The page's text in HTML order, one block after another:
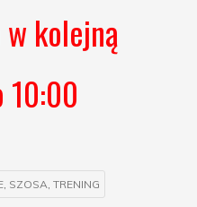
kolejną
10:00
, SZOSA, TRENING